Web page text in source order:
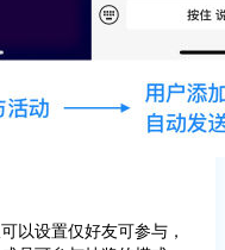
以设置仅好友可参与，